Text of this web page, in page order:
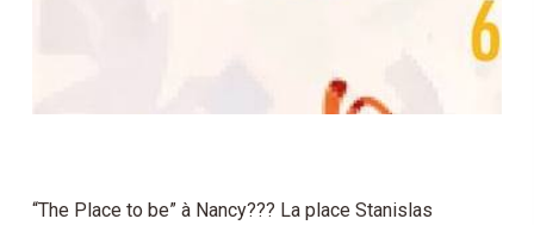
“The Place to be” à Nancy??? La place Stanislas